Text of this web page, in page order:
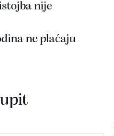
nije
ne plaćaju